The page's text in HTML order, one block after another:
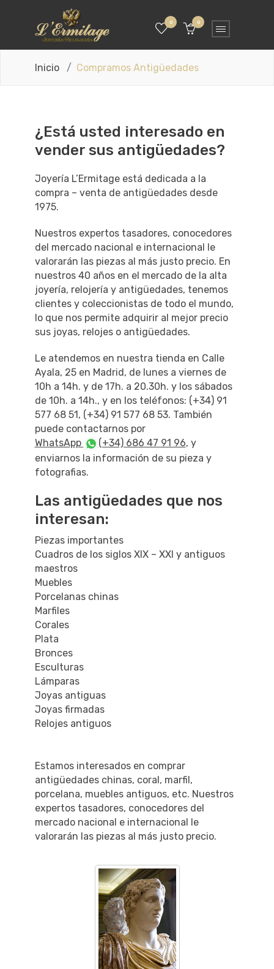
0 0
Inicio Compramos Antigüedades
¿Está usted interesado en
vender sus antigüedades?
Joyería L’Ermitage está dedicada a la
compra – venta de antigüedades desde
1975.
Nuestros expertos tasadores, conocedores
del mercado nacional e internacional le
valorarán las piezas al más justo precio. En
nuestros 40 años en el mercado de la alta
joyería, relojería y antigüedades, tenemos
clientes y coleccionistas de todo el mundo,
lo que nos permite adquirir al mejor precio
sus joyas, relojes o antigüedades.
Le atendemos en nuestra tienda en Calle
Ayala, 25 en Madrid, de lunes a viernes de
10h a 14h. y de 17h. a 20.30h. y los sábados
de 10h. a 14h., y en los teléfonos: (+34) 91
577 68 51, (+34) 91 577 68 53. También
puede contactarnos por
WhatsApp
(+34) 686 47 91 96, y
enviarnos la información de su pieza y
fotografias.
Las antigüedades que nos
interesan:
Piezas importantes
Cuadros de los siglos XIX – XXI y antiguos
maestros
Muebles
Porcelanas chinas
Marfiles
Corales
Plata
Bronces
Esculturas
Lámparas
Joyas antiguas
Joyas firmadas
Relojes antiguos
Estamos interesados en comprar
antigüedades chinas, coral, marfil,
porcelana, muebles antiguos, etc. Nuestros
expertos tasadores, conocedores del
mercado nacional e internacional le
valorarán las piezas al más justo precio.